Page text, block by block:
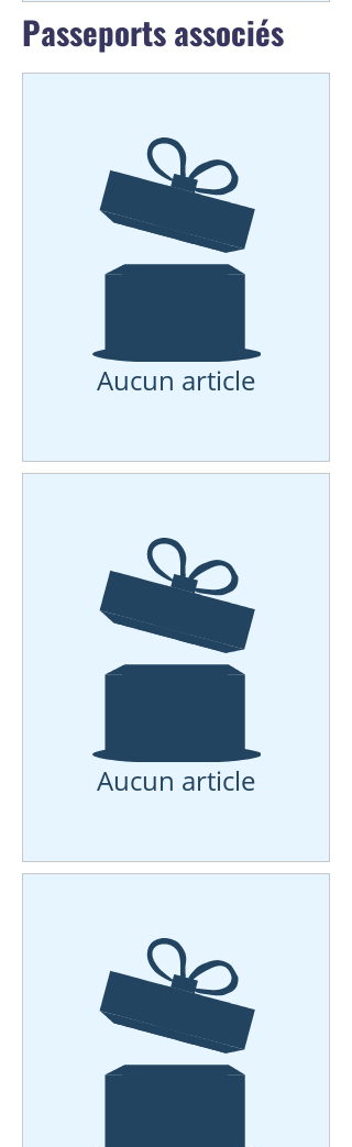
Passeports associés
Aucun article
Aucun article